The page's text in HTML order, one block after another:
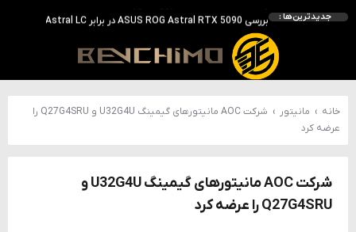
جدیدترین‌ها :
بررسی ASUS ROG Astral RTX 5090 در برابر Astral LC؛ آیا کارت گرافیک خنک‌تر واقعاً سریع‌تر است؟
احتمال معرفی GeForce RTX 5070 SUPER با حافظه 18 گیگابایتی؛ ارتقای محسوس نسبت به مدل استاندارد
انویدیا DLSS 5 را با سه مدل هوش مصنوعی معرفی کرد؛ انتقادهای اولیه نتیجه داد
انویدیا پردازنده 88 هسته‌ای Vera را معرفی کرد؛ CPU اختصاصی برای نسل بعدی هوش مصنوعی
خانه › مانیتور ›
شرکت AOC مانیتورهای گیمینگ U32G4U و Q27G4SRU را
عرضه کرد
شرکت AOC مانیتورهای گیمینگ U32G4U و
Q27G4SRU را عرضه کرد